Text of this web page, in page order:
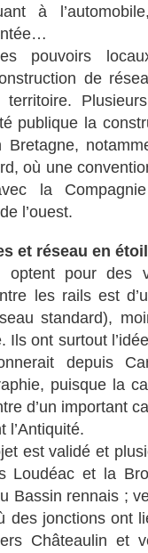
à
pouvoirs
de
territoire.
publique la
Bretagne,
où une
la
l’ouest.
et réseau en
optent pour des
les rails est
standard),
Ils ont surtout
depuis
puisque la
d’un important
l’Antiquité.
est validé et
Loudéac et la
Bassin rennais ;
des jonctions ont
Châteaulin et